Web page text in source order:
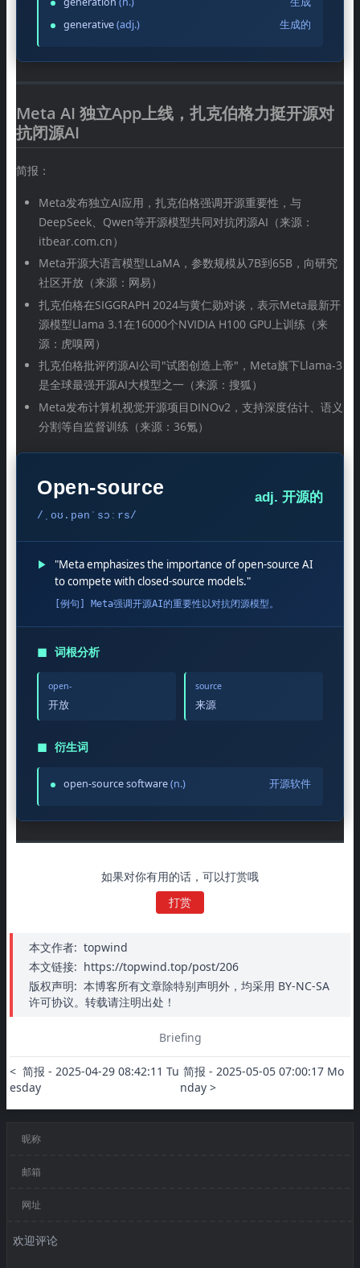
generative(adj.) 生成的
Meta AI 独立App上线，扎克伯格力挺开源对
抗闭源AI
简报：
Meta发布独立AI应用，扎克伯格强调开源重要性，与
DeepSeek、Qwen等开源模型共同对抗闭源AI（来源：
itbear.com.cn）
Meta开源大语言模型LLaMA，参数规模从7B到65B，向研究
社区开放（来源：网易）
扎克伯格在SIGGRAPH 2024与黄仁勋对谈，表示Meta最新开
源模型Llama 3.1在16000个NVIDIA H100 GPU上训练（来
源：虎嗅网）
扎克伯格批评闭源AI公司"试图创造上帝"，Meta旗下Llama-3
是全球最强开源AI大模型之一（来源：搜狐）
Meta发布计算机视觉开源项目DINOv2，支持深度估计、语义
分割等自监督训练（来源：36氪）
Open-source
/ˌoʊ.pənˈsɔːrs/
adj. 开源的
▶
"Meta emphasizes the importance of open-source AI
to compete with closed-source models."
[例句] Meta强调开源AI的重要性以对抗闭源模型。
◼ 词根分析
open-
开放
source
来源
◼ 衍生词
open-source software(n.) 开源软件
如果对你有用的话，可以打赏哦
打赏
本文作者: topwind
本文链接: https://topwind.top/post/206
版权声明: 本博客所有文章除特别声明外，均采用 BY-NC-SA
许可协议。转载请注明出处！
Briefing
<  简报 - 2025-04-29 08:42:11 Tu
esday
nday >
昵称
邮箱
网址